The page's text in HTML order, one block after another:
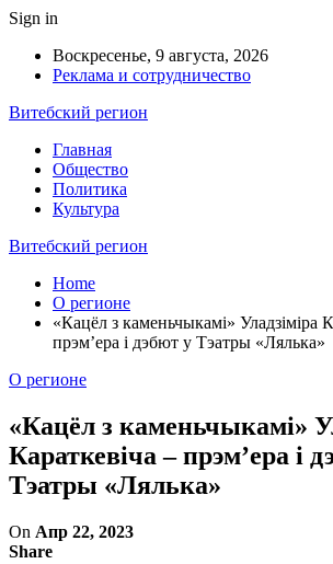
Sign in
Воскресенье, 9 августа, 2026
Реклама и сотрудничество
Витебский регион
Главная
Общество
Политика
Культура
Витебский регион
Home
О регионе
«Кацёл з каменьчыкамі» Уладзіміра
прэм’ера і дэбют у Тэатры «Лялька»
О регионе
«Кацёл з каменьчыкамі»
Караткевіча – прэм’ера і
Тэатры «Лялька»
On Апр 22, 2023
Share